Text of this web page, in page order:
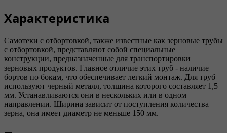
Характеристика
Самотеки с отбортовкой, также известные как зерновые трубы
с отбортовкой, представляют собой специальные
конструкции, предназначенные для транспортировки
зерновых продуктов. Главное отличие этих труб - наличие
бортов по бокам, что обеспечивает легкий монтаж. Для труб
используют черный металл, толщина которого составляет 1,5
мм. Устанавливаются они в нескольких или в одном
направлении. Ширина зависит от поступления количества
зерна, она имеет диаметр не меньше 150 мм.